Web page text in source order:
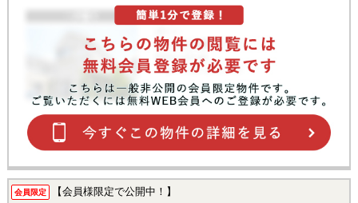
会員限定 【会員様限定で公開中！】